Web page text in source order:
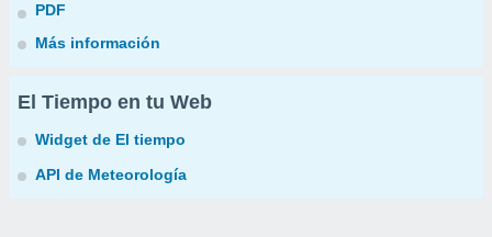
PDF
Más información
El Tiempo en tu Web
Widget de El tiempo
API de Meteorología